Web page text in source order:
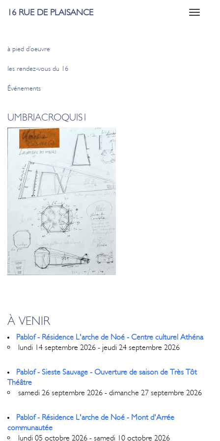
Toggle
16 RUE DE PLAISANCE
à pied d’oeuvre
les rendez-vous du 16
Événements
UMBRIACROQUIS1
À VENIR
Pablof - Résidence L'arche de Noé - Centre culturel Athéna
lundi 14 septembre 2026 - jeudi 24 septembre 2026
Pablof - Sieste Sauvage - Ouverture de saison de Très Tôt
Théâtre
samedi 26 septembre 2026 - dimanche 27 septembre 2026
Pablof - Résidence L'arche de Noé - Mont d'Arrée
communautée
lundi 05 octobre 2026 - samedi 10 octobre 2026